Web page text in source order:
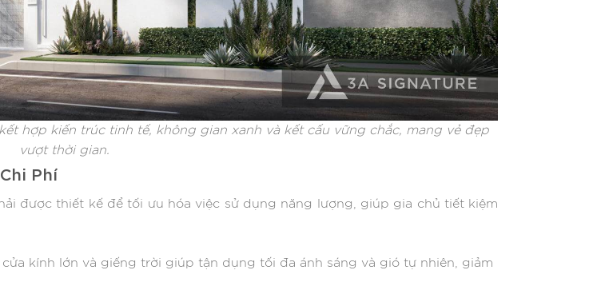
hợp kiến trúc tinh tế, không gian xanh và kết cấu vững chắc, mang vẻ đẹp
vượt thời gian.
Phí
được thiết kế để tối ưu hóa việc sử dụng năng lượng, giúp gia chủ tiết kiệm
kính lớn và giếng trời giúp tận dụng tối đa ánh sáng và gió tự nhiên, giảm